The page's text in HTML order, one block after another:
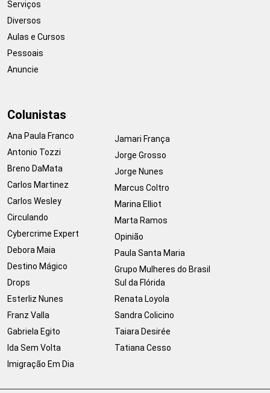
Serviços
Diversos
Aulas e Cursos
Pessoais
Anuncie
Colunistas
Ana Paula Franco
Antonio Tozzi
Breno DaMata
Carlos Martinez
Carlos Wesley
Circulando
Cybercrime Expert
Debora Maia
Destino Mágico
Drops
Esterliz Nunes
Franz Valla
Gabriela Egito
Ida Sem Volta
Imigração Em Dia
Jamari França
Jorge Grosso
Jorge Nunes
Marcus Coltro
Marina Elliot
Marta Ramos
Opinião
Paula Santa Maria
Grupo Mulheres do Brasil
Sul da Flórida
Renata Loyola
Sandra Colicino
Taiara Desirée
Tatiana Cesso